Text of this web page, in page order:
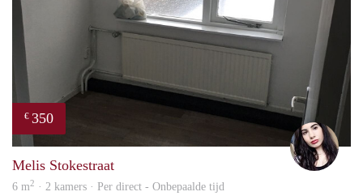
€ 350
Melis Stokestraat
6 m2 · 2 kamers · Per direct - Onbepaalde tijd